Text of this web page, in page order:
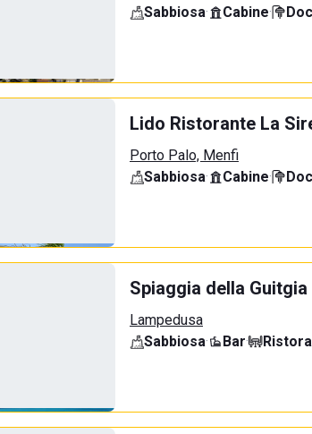
Sabbiosa· Cabine·
Lido Ristorante La
Porto Palo, Menfi
Sabbiosa· Cabine·
Spiaggia della
Lampedusa
Sabbiosa· Bar·